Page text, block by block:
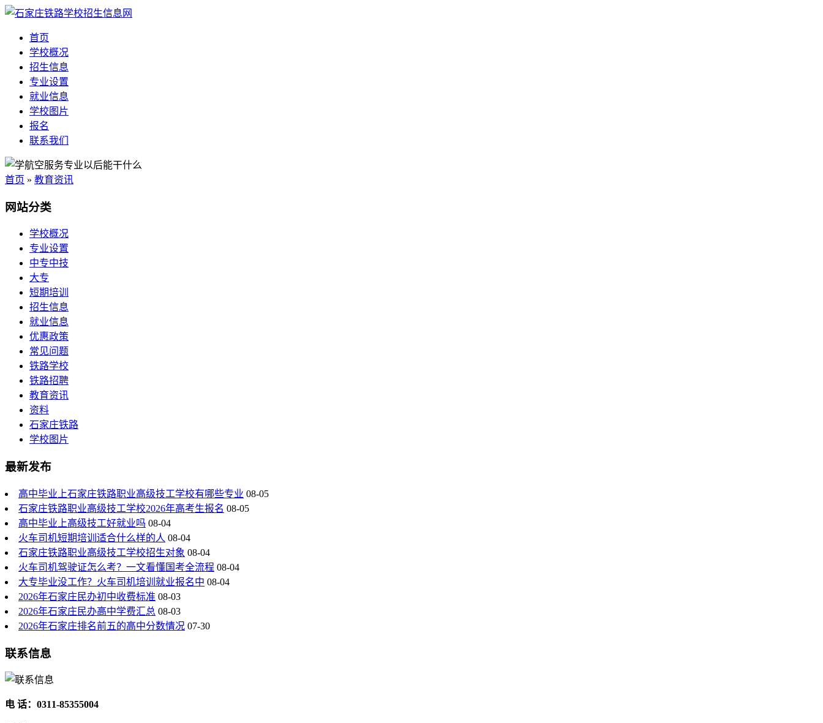
首页
学校概况
招生信息
专业设置
就业信息
学校图片
报名
联系我们
首页 » 教育资讯
网站分类
学校概况
专业设置
中专中技
大专
短期培训
招生信息
就业信息
优惠政策
常见问题
铁路学校
铁路招聘
教育资讯
资料
石家庄铁路
学校图片
最新发布
高中毕业上石家庄铁路职业高级技工学校有哪些专业 08-05
石家庄铁路职业高级技工学校2026年高考生报名 08-05
高中毕业上高级技工好就业吗 08-04
火车司机短期培训适合什么样的人 08-04
石家庄铁路职业高级技工学校招生对象 08-04
火车司机驾驶证怎么考？一文看懂国考全流程 08-04
大专毕业没工作？火车司机培训就业报名中 08-04
2026年石家庄民办初中收费标准 08-03
2026年石家庄民办高中学费汇总 08-03
2026年石家庄排名前五的高中分数情况 07-30
联系信息
电 话：0311-85355004